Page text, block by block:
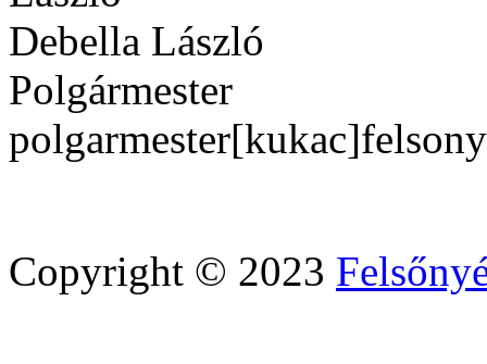
Debella László
Polgármester
Copyright © 2023